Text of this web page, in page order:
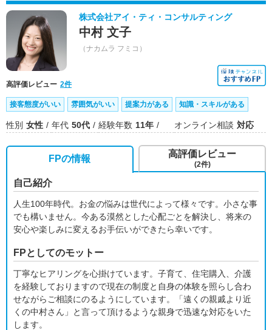
株式会社アイ・ティ・コンサルティング
中村 文子
（ナカムラ フミコ）
高評価レビュー 2件
接客態度がいい 雰囲気がいい 提案力がある 知識・スキルがある
性別 女性 年代 50代 経験年数 11年 オンライン相談 対応
FPの情報
自己紹介
人生100年時代。お金の悩みは世代によって様々です。小さな事
でも構いません。今ある漠然とした心配ごとを解決し、将来の
安心や楽しみに変えるお手伝いができたら幸いです。
FPとしてのモットー
丁寧なヒアリングを心掛けています。子育て、住宅購入、介護
を経験しておりますので現在の制度と自身の体験を照らし合わ
せながらご相談にのるようにしています。「遠くの親戚より近
くの中村さん」と言って頂けるような親身で迅速な対応をいた
します。
高評価レビュー
(2件)